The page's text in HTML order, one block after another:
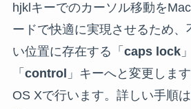
hjklキーでのカーソル移動を
ードで快適に実現させるため、
い位置に存在する「 caps lock
「 control 」キーへと変更しま
OS Xで行います。詳しい手順